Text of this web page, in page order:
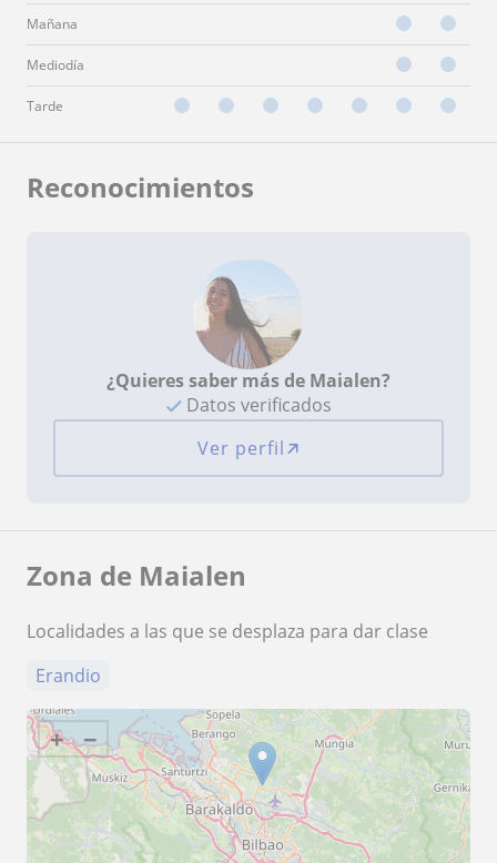
Mañana
Mediodía
Tarde
Reconocimientos
¿Quieres saber más de Maialen?
Datos verificados
Ver perfil
Zona de Maialen
Localidades a las que se desplaza para dar clase
Erandio
+ −